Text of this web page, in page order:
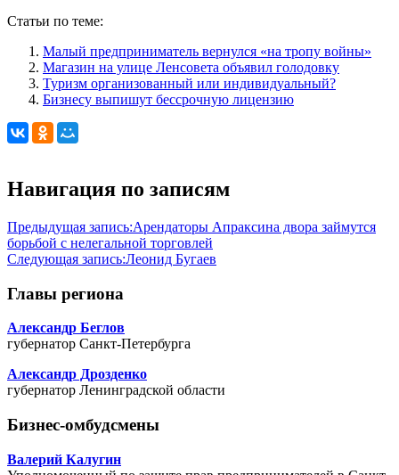
Статьи по теме:
Малый предприниматель вернулся «на тропу войны»
Магазин на улице Ленсовета объявил голодовку
Туризм организованный или индивидуальный?
Бизнесу выпишут бессрочную лицензию
Навигация по записям
Предыдущая запись:Арендаторы Апраксина двора займутся
борьбой с нелегальной торговлей
Следующая запись:Леонид Бугаев
Главы региона
Александр Беглов
губернатор Санкт-Петербурга
Александр Дрозденко
губернатор Ленинградской области
Бизнес-омбудсмены
Валерий Калугин